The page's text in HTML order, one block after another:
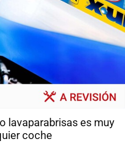
lavaparabrisas es muy
coche